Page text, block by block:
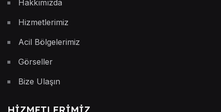
Hakkımızda
Hizmetlerimiz
Acil Bölgelerimiz
Görseller
Bize Ulaşın